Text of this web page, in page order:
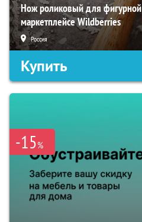
Нож роликовый для фигурной
маркетплейсе Wildberries
Россия
Купить
-15%